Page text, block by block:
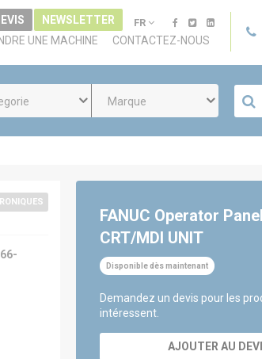
NEWSLETTER FR
UNE MACHINE CONTACTEZ-NOUS
Marque
FANUC Operator
CRT/MDI UNIT
Disponible dès maintenant
Demandez un devis pour les
intéressent.
AJOUTER AU